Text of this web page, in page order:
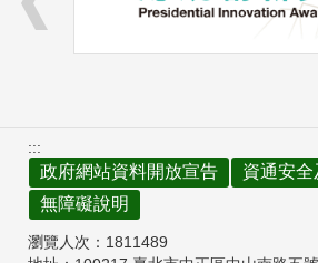
:::
政府網站資料開放宣告
資通安
無障礙說明
瀏覽人次： 1811489